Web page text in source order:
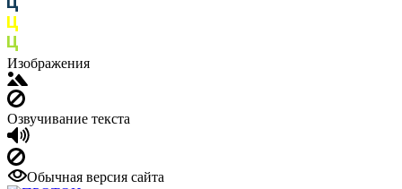
Изображения
Озвучивание текста
Обычная версия сайта